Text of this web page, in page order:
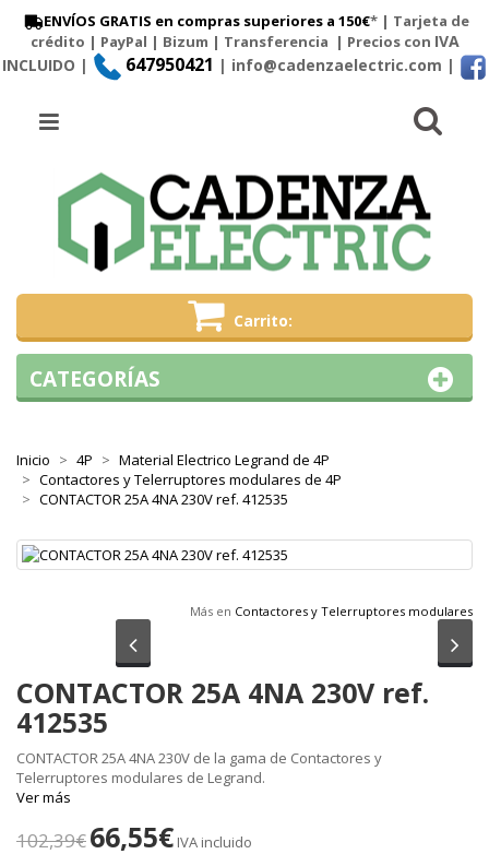
ENVÍOS GRATIS en compras superiores a 150€* | Tarjeta de
crédito | PayPal | Bizum | Transferencia | Precios con IVA
INCLUIDO |
647950421 | info@cadenzaelectric.com |
Carrito
Menú
Inicio 4P
Material Electrico Legrand de 4P
Contactores y Telerruptores modulares de 4P
CONTACTOR 25A 4NA 230V ref. 412535
Más en Contactores y Telerruptores modulares
Anterior
CONTACTOR 25A 4NA 230V ref.
412535
CONTACTOR 25A 4NA 230V de la gama de Contactores y
Telerruptores modulares de Legrand.
Ver más
102,39€66,55€ IVA incluido
CATEGORÍAS